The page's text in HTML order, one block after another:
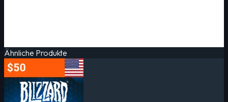
Ähnliche Produkte